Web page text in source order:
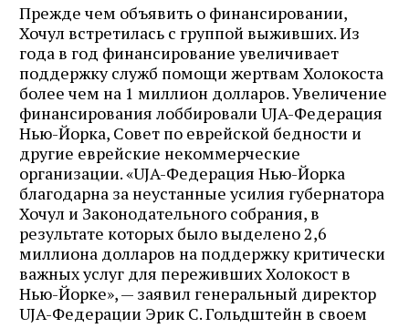
Прежде чем объявить о финансировании,
Хочул встретилась с группой выживших. Из
года в год финансирование увеличивает
поддержку служб помощи жертвам Холокоста
более чем на 1 миллион долларов. Увеличение
финансирования лоббировали UJA-Федерация
Нью-Йорка, Совет по еврейской бедности и
другие еврейские некоммерческие
организации. «UJA-Федерация Нью-Йорка
благодарна за неустанные усилия губернатора
Хочул и Законодательного собрания, в
результате которых было выделено 2,6
миллиона долларов на поддержку критически
важных услуг для переживших Холокост в
Нью-Йорке», — заявил генеральный директор
UJA-Федерации Эрик С. Гольдштейн в своем